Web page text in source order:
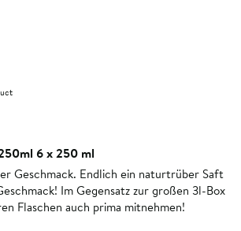
6 x 250 ml
Geschmack. Endlich ein naturtrüber Saft
Im Gegensatz zur großen 3l-Box
Flaschen auch prima mitnehmen!